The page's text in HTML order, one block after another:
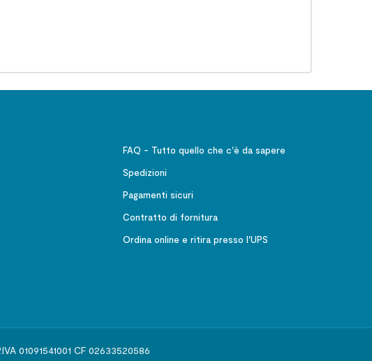
FAQ - Tutto quello che c'è da sapere
Spedizioni
Pagamenti sicuri
Contratto di fornitura
Ordina online e ritira presso l'UPS
01091541001 CF 02633520586